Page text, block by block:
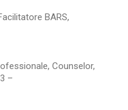
BARS,
Counselor,
–